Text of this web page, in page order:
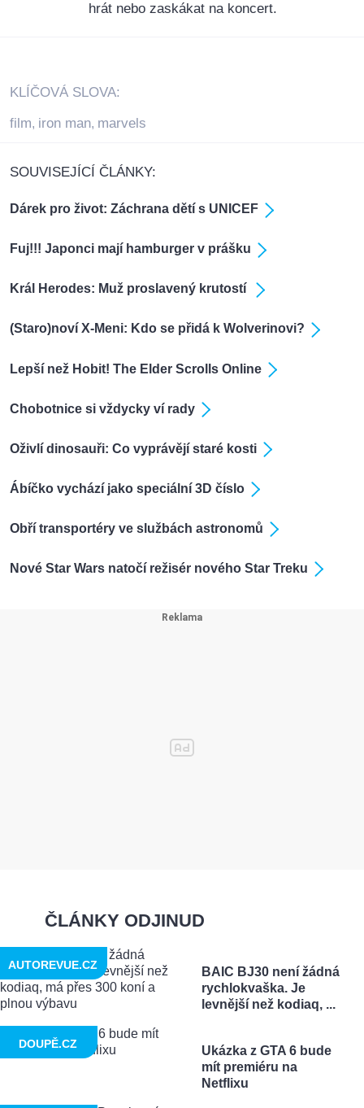
hrát nebo zaskákat na koncert.
KLÍČOVÁ SLOVA:
film, iron man, marvels
SOUVISEJÍCÍ ČLÁNKY:
Dárek pro život: Záchrana dětí s UNICEF
Fuj!!! Japonci mají hamburger v prášku
Král Herodes: Muž proslavený krutostí
(Staro)noví X-Meni: Kdo se přidá k Wolverinovi?
Lepší než Hobit! The Elder Scrolls Online
Chobotnice si vždycky ví rady
Oživlí dinosauři: Co vyprávějí staré kosti
Ábíčko vychází jako speciální 3D číslo
Obří transportéry ve službách astronomů
Nové Star Wars natočí režisér nového Star Treku
ČLÁNKY ODJINUD
BAIC BJ30 není žádná
rychlokvaška. Je
levnější než kodiaq, ...
AUTOREVUE.CZ
Ukázka z GTA 6 bude
mít premiéru na
Netflixu
DOUPĚ.CZ